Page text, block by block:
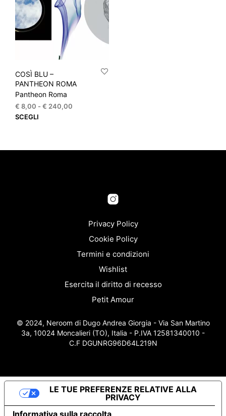
COSÌ BLU –
PANTHEON ROMA
Pantheon Roma
€ 8,00 - € 240,00
SCEGLI
essere
nella
del
prodotto
Privacy Policy
Cookie Policy
Termini e condizioni
Wishlist
Esercita il diritto di recesso
Petit Amour
© 2024, Neroom di Dugo Andrea Giorgia - Via San Martino
3a, 10024 Moncalieri (TO), Italia - P.IVA 12581340010 -
C.F DGUNRG96D64L219N
Informativa sulla raccolta
LE TUE PREFERENZE RELATIVE ALLA
PRIVACY